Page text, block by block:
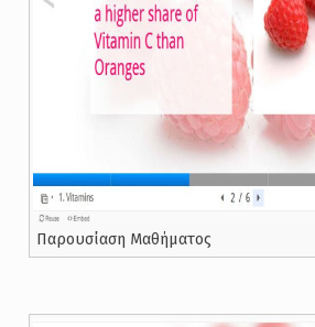
Παρουσίαση Μαθήματος